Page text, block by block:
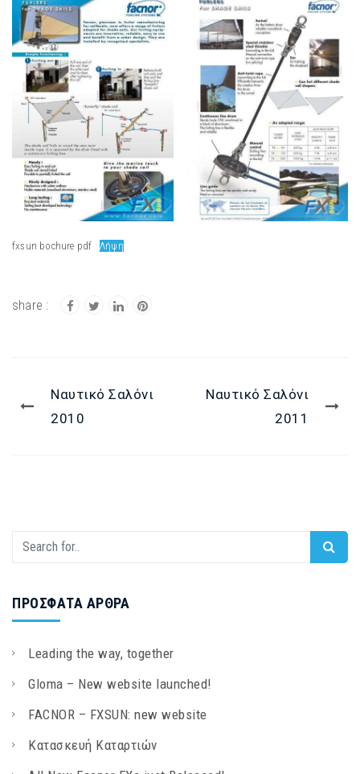
fxsun bochure pdf Λήψη
Ναυτικό Σαλόνι
2010
Ναυτικό Σαλόνι
2011
ΠΡΌΣΦΑΤΑ ΆΡΘΡΑ
Leading the way, together
Gloma – New website launched!
FACNOR – FXSUN: new website
Κατασκευή Καταρτιών